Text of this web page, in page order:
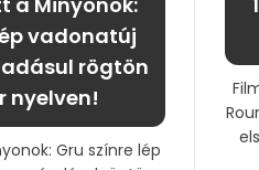
vadonatúj
rögtön
nyelven!
Gru színre lép